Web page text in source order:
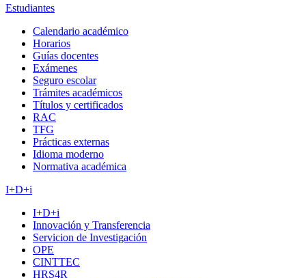
Estudiantes
Calendario académico
Horarios
Guías docentes
Exámenes
Seguro escolar
Trámites académicos
Títulos y certificados
RAC
TFG
Prácticas externas
Idioma moderno
Normativa académica
I+D+i
I+D+i
Innovación y Transferencia
Servicion de Investigación
OPE
CINTTEC
HRS4R